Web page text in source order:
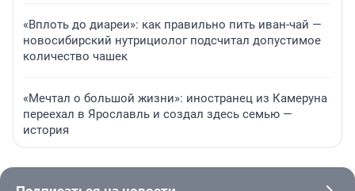
«Вплоть до диареи»: как правильно пить иван-чай —
новосибирский нутрициолог подсчитал допустимое
количество чашек
«Мечтал о большой жизни»: иностранец из Камеруна
переехал в Ярославль и создал здесь семью —
история